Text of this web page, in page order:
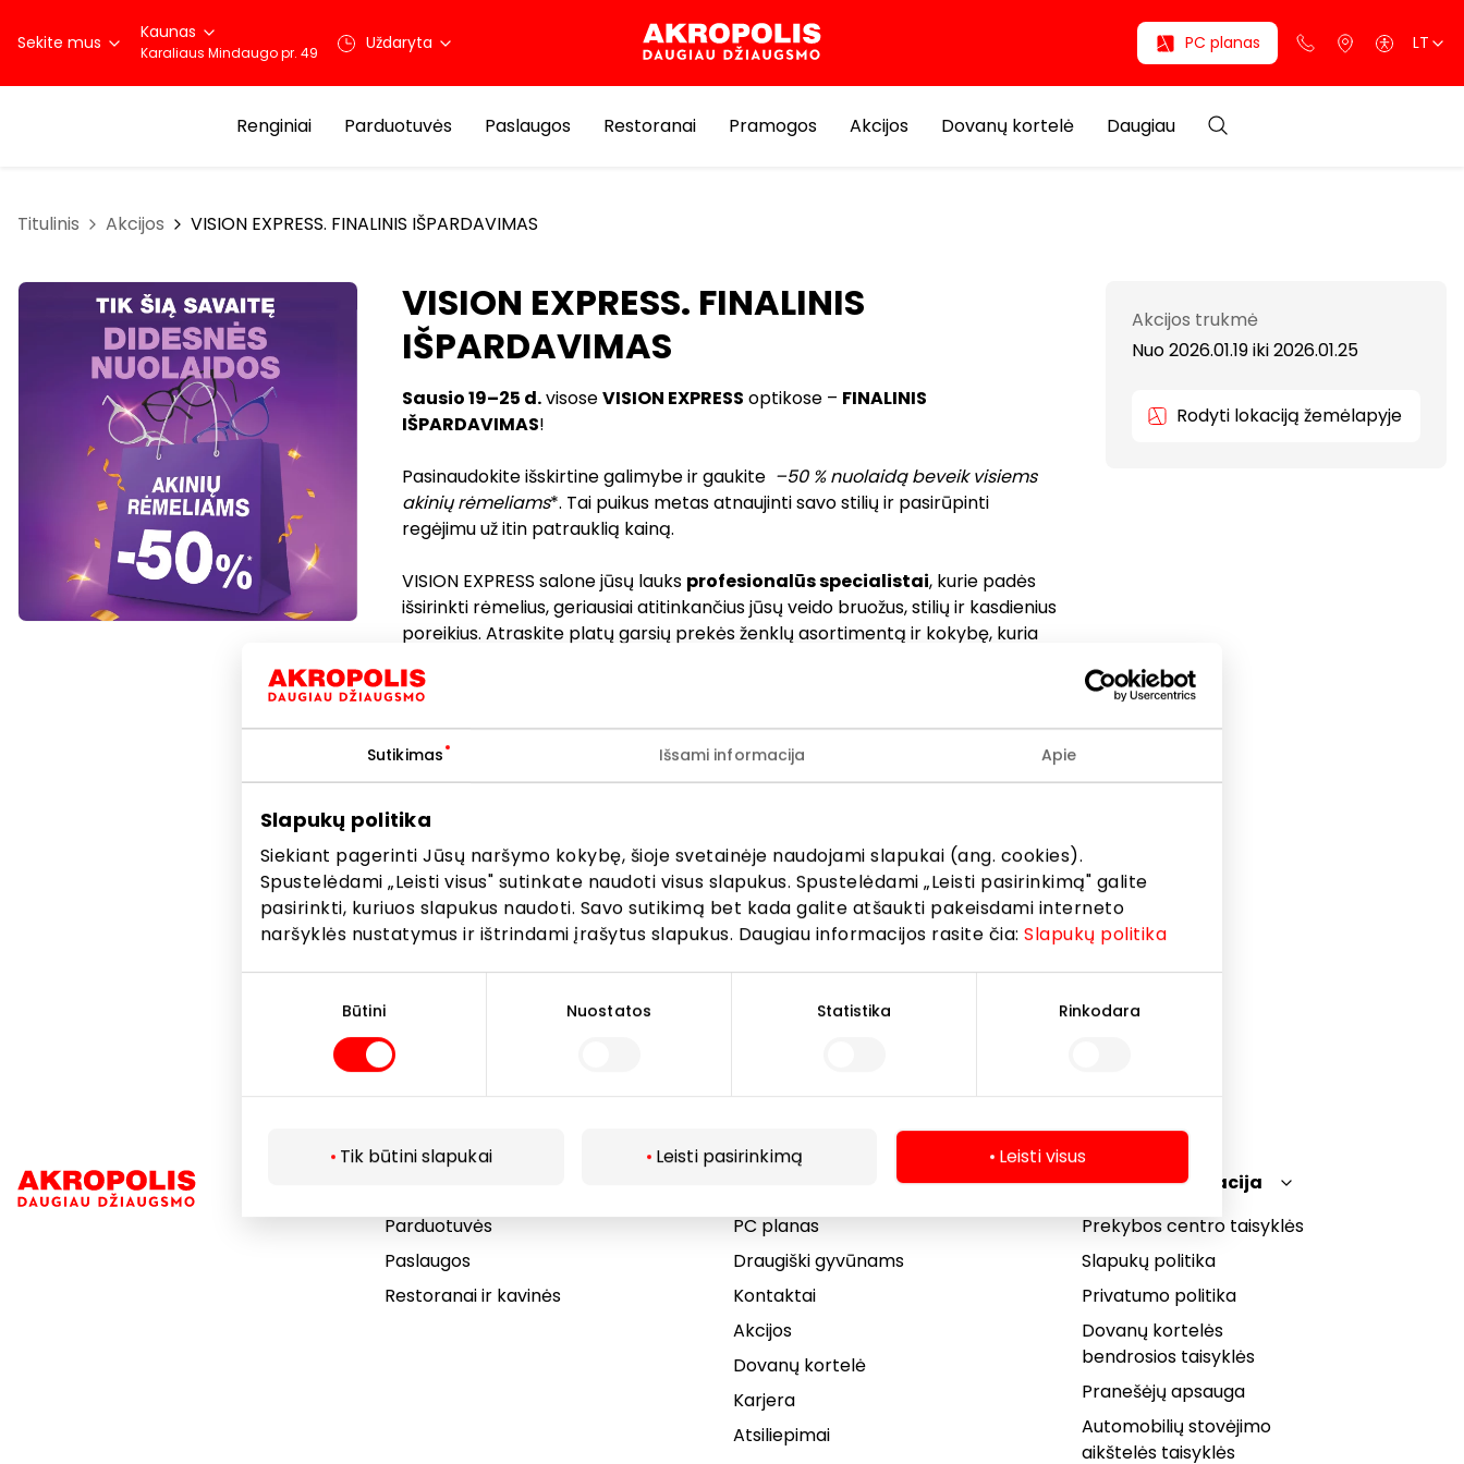
Sutikimas Išsami informacija Apie
Slapukų politika
Siekiant pagerinti Jūsų naršymo kokybę, šioje svetainėje naudojami slapukai (ang. cookies).
Spustelėdami „Leisti visus" sutinkate naudoti visus slapukus. Spustelėdami „Leisti pasirinkimą" galite
pasirinkti, kuriuos slapukus naudoti. Savo sutikimą bet kada galite atšaukti pakeisdami interneto
naršyklės nustatymus ir ištrindami įrašytus slapukus. Daugiau informacijos rasite čia:Slapukų politika
Būtini Nuostatos Statistika Rinkodara
Tik būtini slapukai Leisti pasirinkimą Leisti visus
Sekite mus Kaunas
Karaliaus Mindaugo pr. 49 Uždaryta PC planas LT
Renginiai Parduotuvės Paslaugos Restoranai Pramogos Akcijos Dovanų kortelė Daugiau
Titulinis Akcijos VISION EXPRESS. FINALINIS IŠPARDAVIMAS
VISION EXPRESS. FINALINIS
IŠPARDAVIMAS
Sausio 19–25 d.visoseVISION EXPRESS optikose – FINALINIS
IŠPARDAVIMAS!
Pasinaudokite išskirtine galimybe ir gaukite –50 % nuolaidą beveik visiems
akinių rėmeliams*. Tai puikus metas atnaujinti savo stilių ir pasirūpinti
regėjimu už itin patrauklią kainą.
VISION EXPRESS salone jūsų lauks profesionalūs specialistai, kurie padės
išsirinkti rėmelius, geriausiai atitinkančius jūsų veido bruožus, stilių ir kasdienius
poreikius. Atraskite platų garsių prekės ženklų asortimentą ir kokybę, kuria
pasiūlymas galioja visiems lojalumo programos nariams nuo 18 m., MINI
paslaugų paketui.
Nedelskite
išnaudokite paskutinę progą sutaupyti!
*Nuolaida akinių rėmeliams galioja perkant 150 € ir didesnės vertės
korekcinių akinių komplektą (rėmeliai, lęšiai) ir gaminant akinius VISION
Akcijos trukmė
Nuo 2026.01.19iki2026.01.25
Rodyti lokaciją žemėlapyje
Parduotuvės
Paslaugos
Restoranai ir kavinės
PC planas
Draugiški gyvūnams
Kontaktai
Akcijos
Dovanų kortelė
Karjera
Atsiliepimai
Teisinė informacija
Prekybos centro taisyklės
Slapukų politika
Privatumo politika
Dovanų kortelės
bendrosios taisyklės
Pranešėjų apsauga
Automobilių stovėjimo
aikštelės taisyklės